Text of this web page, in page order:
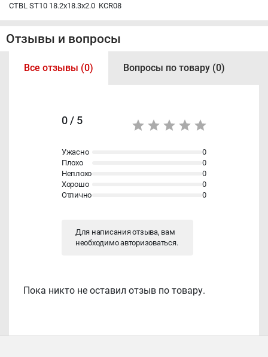
CTBL ST10 18.2x18.3x2.0 KCR08
Отзывы и вопросы
Все отзывы (0) Вопросы по товару (0)
Пока никто не оставил отзыв по товару.
0 / 5
Ужасно
0
Плохо
0
Неплохо
0
Хорошо
0
Отлично
0
Для написания отзыва, вам
необходимоавторизоваться.